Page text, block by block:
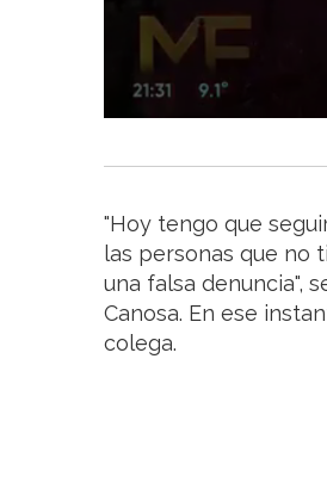
"Hoy tengo que
las personas que no
una falsa denuncia",
Canosa. En ese
colega.